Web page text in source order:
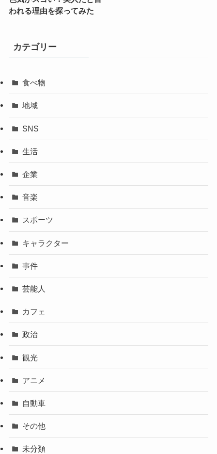
われる理由を探ってみた
カテゴリー
食べ物
地域
SNS
生活
企業
音楽
スポーツ
キャラクター
事件
芸能人
カフェ
政治
観光
アニメ
自動車
その他
未分類